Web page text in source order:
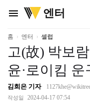
menu
위
키
리
엔터
홈 엔터 셀럽
고(故) 박보
윤·로이킴
김희은 기자
작성일 2024-04-17 07:54